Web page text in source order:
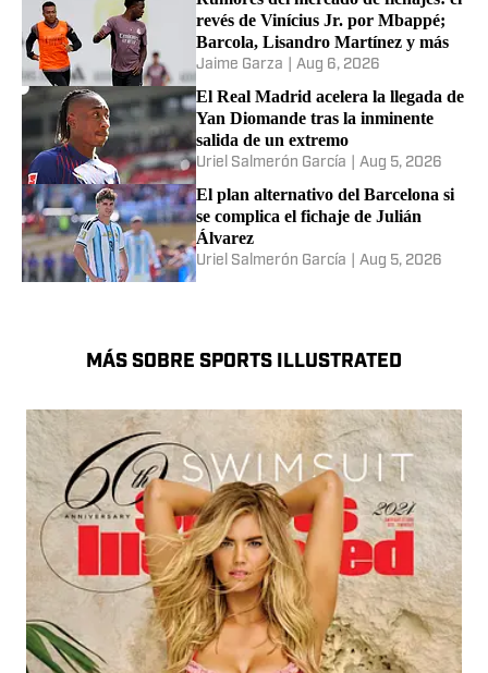
revés de Vinícius Jr. por Mbappé;
Barcola, Lisandro Martínez y más
Jaime Garza Aug 6, 2026
El Real Madrid acelera la llegada de
Yan Diomande tras la inminente
salida de un extremo
Uriel Salmerón García Aug 5, 2026
El plan alternativo del Barcelona si
se complica el fichaje de Julián
Álvarez
Uriel Salmerón García Aug 5, 2026
MÁS SOBRE SPORTS ILLUSTRATED